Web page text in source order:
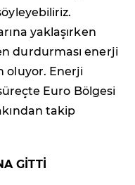
yaklaşırken
durdurması enerji
oluyor. Enerji
Euro Bölgesi
takip
GİTTİ